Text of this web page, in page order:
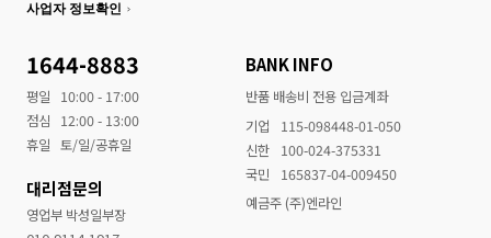
사업자 정보확인
1644-8883
평일
10:00 - 17:00
점심
12:00 - 13:00
휴일 토/일/공휴일
대리점문의
영업부 박성일부장
BANK INFO
반품 배송비 전용 입금계좌
기업
115-098448-01-050
신한
100-024-375331
국민
165837-04-009450
예금주 (주)엔라인